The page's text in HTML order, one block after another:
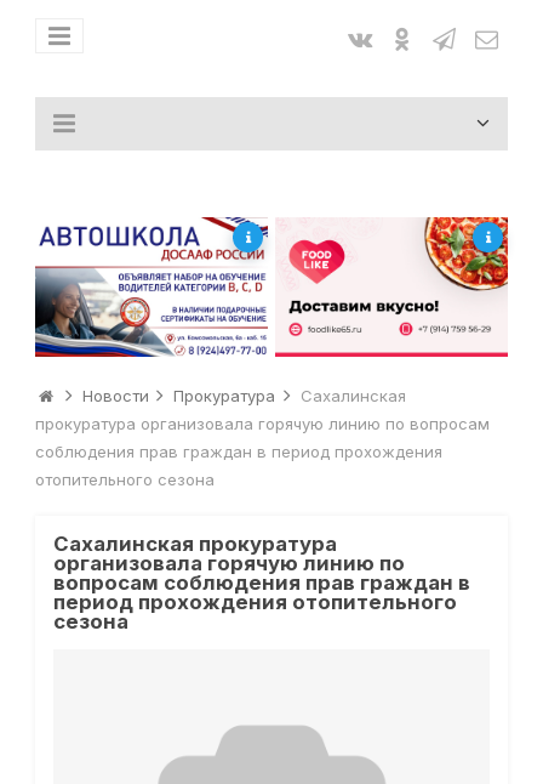
Новости Прокуратура
Сахалинская
прокуратура организовала горячую линию по вопросам
соблюдения прав граждан в период прохождения
отопительного сезона
Сахалинская прокуратура
организовала горячую линию по
вопросам соблюдения прав граждан в
период прохождения отопительного
сезона